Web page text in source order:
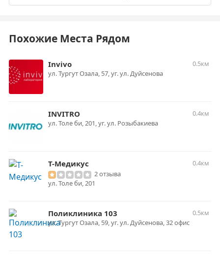
Похожие Места Рядом
Invivo
0.5км
ул. Тургут Озала, 57, уг. ул. Дуйсенова
INVITRO
0.4км
ул. Толе би, 201, уг. ул. Розыбакиева
Т-Медикус
0.4км
2 отзыва
ул. Толе би, 201
Поликлиника 103
0.5км
ул. Тургут Озала, 59, уг. ул. Дуйсенова, 32 офис